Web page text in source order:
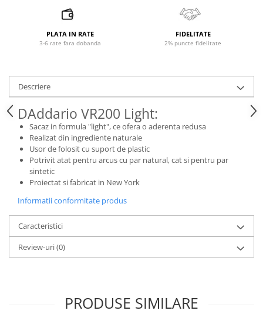
Microfoane pt instalatii si
Microfoane Ribbon
Microfoane wireless si sisteme
Stative de microfon
Studio si inregistrari
Accesorii de microfoane
Accesorii de rack
Accesorii echipamente de studio
Clape MIDI
Controllere monitoare de studio
Convertoare AD/DA
Interfete audio
Interfete MIDI si Cabluri Midi-USB
PLATA IN RATE
3-6 rate fara dobanda
FIDELITATE
2% puncte fidelitate
Descriere
DAddario VR200 Light:
Sacaz in formula "light", ce ofera o aderenta redusa
Realizat din ingrediente naturale
Usor de folosit cu suport de plastic
Potrivit atat pentru arcus cu par natural, cat si pentru par
sintetic
Proiectat si fabricat in New York
Informatii conformitate produs
Caracteristici
Review-uri(0)
PRODUSE SIMILARE